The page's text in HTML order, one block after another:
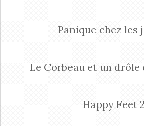
Panique chez les
Le Corbeau et un drôle
Happy Feet